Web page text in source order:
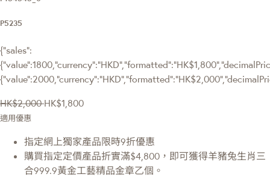
P5235
{"sales":
HK$2,000 HK$1,800
適用優惠
指定網上獨家產品限時9折優惠
購買指定定價產品折實滿$4,800，即可獲得羊豬兔生肖三
合999.9黃金工藝精品金章乙個。